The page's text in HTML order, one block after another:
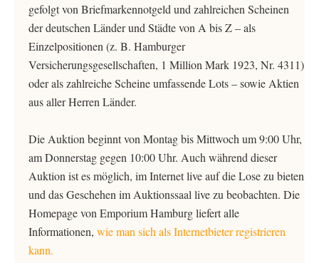
gefolgt von Briefmarkennotgeld und zahlreichen Scheinen
der deutschen Länder und Städte von A bis Z – als
Einzelpositionen (z. B. Hamburger
Versicherungsgesellschaften, 1 Million Mark 1923, Nr. 4311)
oder als zahlreiche Scheine umfassende Lots – sowie Aktien
aus aller Herren Länder.
Die Auktion beginnt von Montag bis Mittwoch um 9:00 Uhr,
am Donnerstag gegen 10:00 Uhr. Auch während dieser
Auktion ist es möglich, im Internet live auf die Lose zu bieten
und das Geschehen im Auktionssaal live zu beobachten. Die
Homepage von Emporium Hamburg liefert alle
Informationen, wie man sich als Internetbieter registrieren
kann.